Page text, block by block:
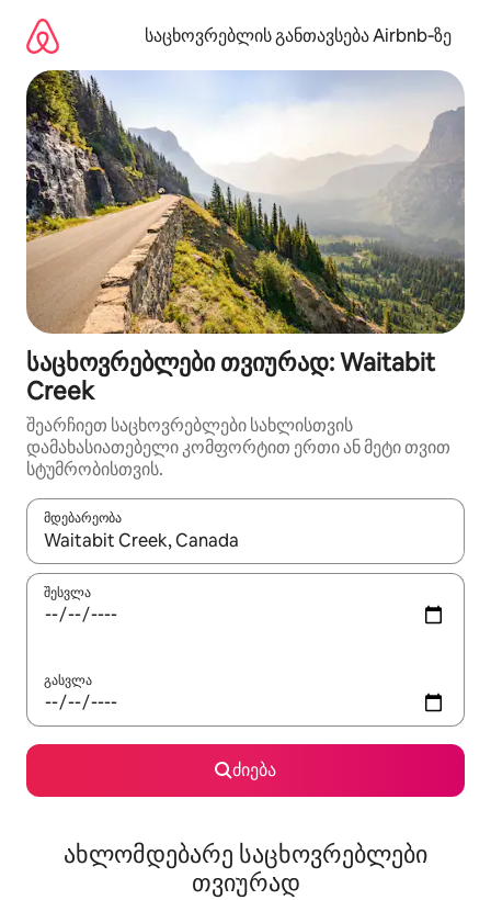
გადასვლა
საცხოვრებლის განთავსება Airbnb‑ზე
საცხოვრებლები თვიურად: Waitabit
Creek
შეარჩიეთ საცხოვრებლები სახლისთვის
დამახასიათებელი კომფორტით ერთი ან მეტი თვით
სტუმრობისთვის.
მდებარეობა
როცა შედეგები ხელმისაწვდომი გახდება, ნავიგაციისთვის
შესვლა
გასვლა
ძიება
ახლომდებარე საცხოვრებლები
თვიურად